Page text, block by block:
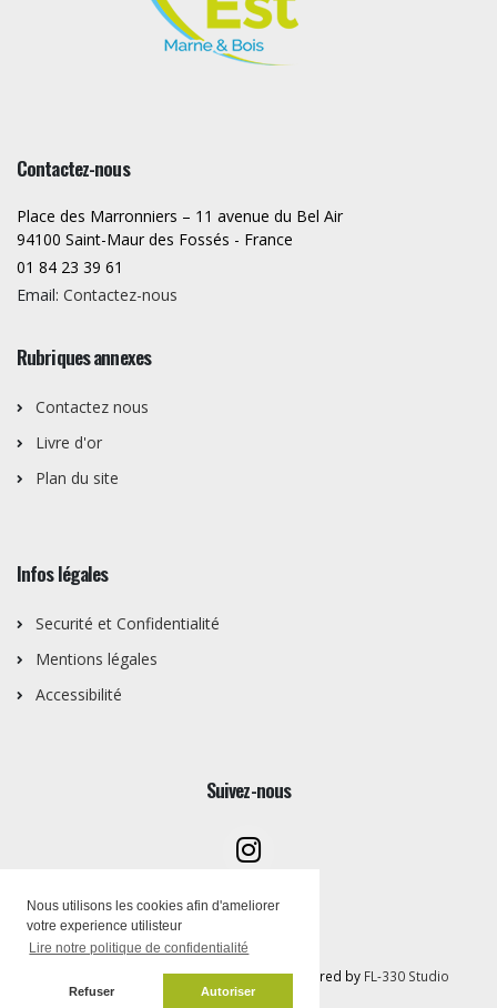
Nous utilisons les cookies afin d'ameliorer
votre experience utilisteur
Lire notre politique de confidentialité
Refuser Autoriser
Contactez-nous
Place des Marronniers – 11 avenue du Bel Air
94100 Saint-Maur des Fossés - France
01 84 23 39 61
Email: Contactez-nous
Rubriques annexes
Contactez nous
Livre d'or
Plan du site
Infos légales
Securité et Confidentialité
Mentions légales
Accessibilité
Suivez-nous
Copyright © Artothèque PEMB 2026 | Powered by FL-330 Studio